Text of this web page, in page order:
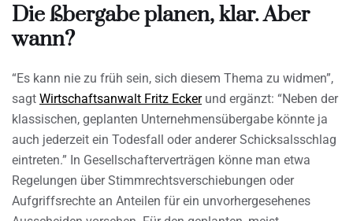
Die ßbergabe planen, klar. Aber
wann?
“Es kann nie zu früh sein, sich diesem Thema zu widmen”,
sagt Wirtschaftsanwalt Fritz Eckerund ergänzt: “Neben der
klassischen, geplanten Unternehmensübergabe könnte ja
auch jederzeit ein Todesfall oder anderer Schicksalsschlag
eintreten.” In Gesellschafterverträgen könne man etwa
Regelungen über Stimmrechtsverschiebungen oder
Aufgriffsrechte an Anteilen für ein unvorhergesehenes